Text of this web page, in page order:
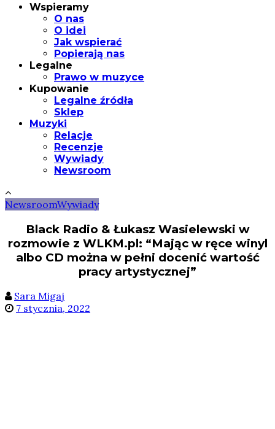
Wspieramy
O nas
O idei
Jak wspierać
Popierają nas
Legalne
Prawo w muzyce
Kupowanie
Legalne źródła
Sklep
Muzyki
Relacje
Recenzje
Wywiady
Newsroom
NewsroomWywiady
Black Radio & Łukasz Wasielewski w
rozmowie z WLKM.pl: “Mając w ręce winyl
albo CD można w pełni docenić wartość
pracy artystycznej”
Sara Migaj
7 stycznia, 2022